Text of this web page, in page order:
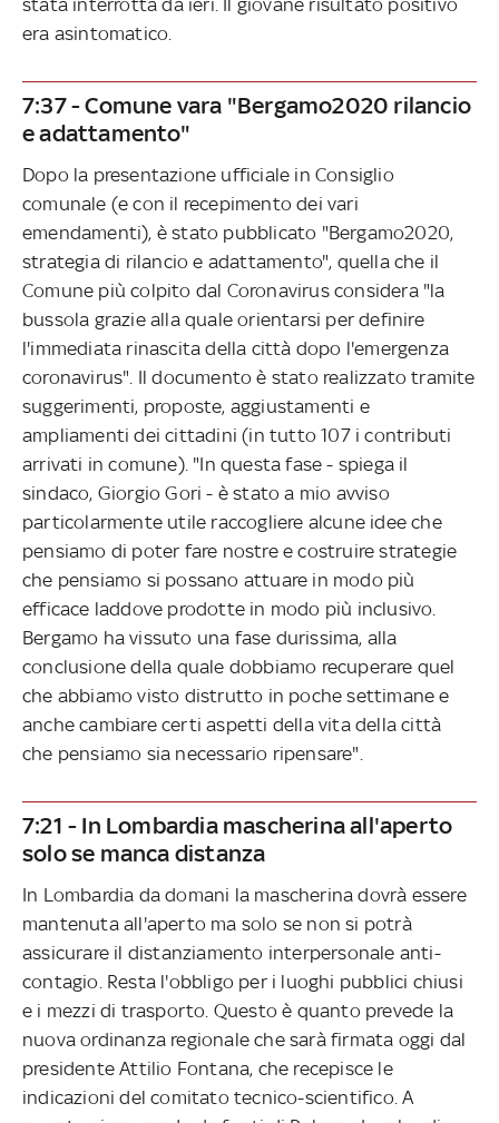
era asintomatico.
7:37 - Comune vara "Bergamo2020 rilancio
e adattamento"
Dopo la presentazione ufficiale in Consiglio
comunale (e con il recepimento dei vari
emendamenti), è stato pubblicato "Bergamo2020,
strategia di rilancio e adattamento", quella che il
Comune più colpito dal Coronavirus considera "la
bussola grazie alla quale orientarsi per definire
l'immediata rinascita della città dopo l'emergenza
coronavirus". Il documento è stato realizzato tramite
suggerimenti, proposte, aggiustamenti e
ampliamenti dei cittadini (in tutto 107 i contributi
arrivati in comune). "In questa fase - spiega il
sindaco, Giorgio Gori - è stato a mio avviso
particolarmente utile raccogliere alcune idee che
pensiamo di poter fare nostre e costruire strategie
che pensiamo si possano attuare in modo più
efficace laddove prodotte in modo più inclusivo.
Bergamo ha vissuto una fase durissima, alla
conclusione della quale dobbiamo recuperare quel
che abbiamo visto distrutto in poche settimane e
anche cambiare certi aspetti della vita della città
che pensiamo sia necessario ripensare".
7:21 - In Lombardia mascherina all'aperto
solo se manca distanza
In Lombardia da domani la mascherina dovrà essere
mantenuta all'aperto ma solo se non si potrà
assicurare il distanziamento interpersonale anti-
contagio. Resta l'obbligo per i luoghi pubblici chiusi
e i mezzi di trasporto. Questo è quanto prevede la
nuova ordinanza regionale che sarà firmata oggi dal
presidente Attilio Fontana, che recepisce le
indicazioni del comitato tecnico-scientifico. A